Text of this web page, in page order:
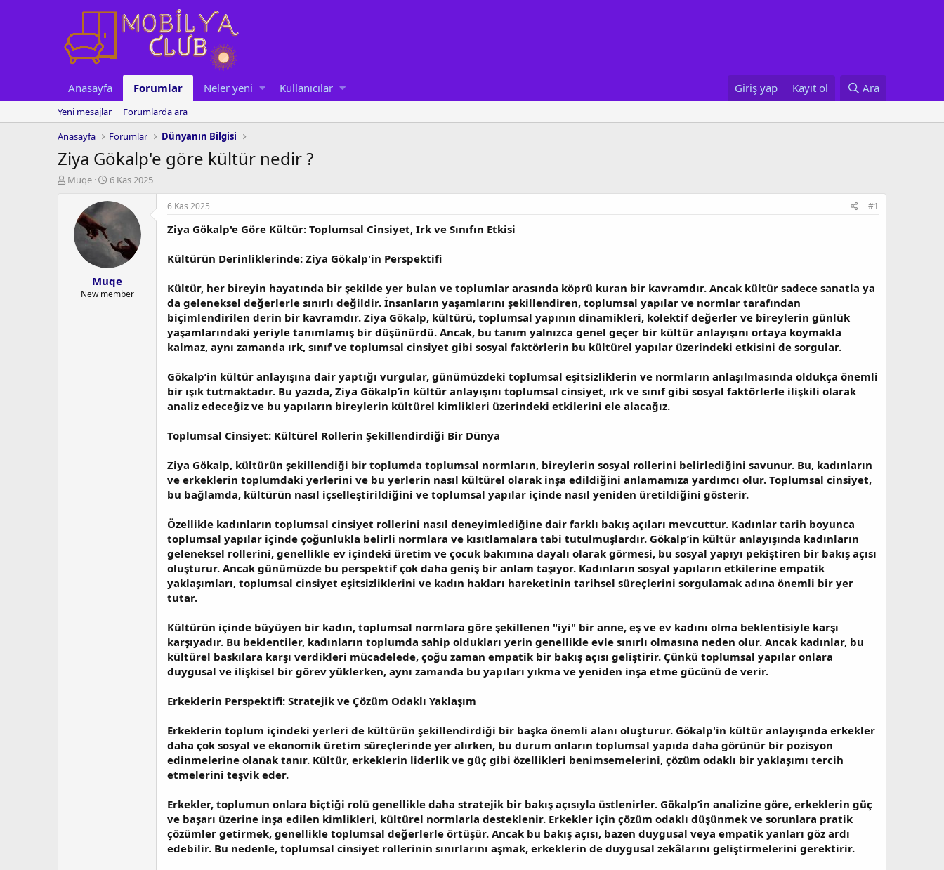
Anasayfa Forumlar Neler yeni Kullanıcılar Giriş yap Kayıt ol Ara
Yeni mesajlar
Forumlarda ara
Anasayfa
Forumlar Dünyanın Bilgisi
Ziya Gökalp'e göre kültür nedir ?
K
Muqe
B
ş
n
g
ı
ç
t
6 Kas 2025
Muqe
New member
6 Kas 2025 #1
Ziya Gökalp'e Göre Kültür: Toplumsal Cinsiyet, Irk ve Sınıfın Etkisi
Kültürün Derinliklerinde: Ziya Gökalp'in Perspektifi
Kültür, her bireyin hayatında bir şekilde yer bulan ve toplumlar arasında köprü kuran bir kavramdır. Ancak kültür sadece sanatla ya
da geleneksel değerlerle sınırlı değildir. İnsanların yaşamlarını şekillendiren, toplumsal yapılar ve normlar tarafından
biçimlendirilen derin bir kavramdır. Ziya Gökalp, kültürü, toplumsal yapının dinamikleri, kolektif değerler ve bireylerin günlük
yaşamlarındaki yeriyle tanımlamış bir düşünürdü. Ancak, bu tanım yalnızca genel geçer bir kültür anlayışını ortaya koymakla
kalmaz, aynı zamanda ırk, sınıf ve toplumsal cinsiyet gibi sosyal faktörlerin bu kültürel yapılar üzerindeki etkisini de sorgular.
Gökalp’in kültür anlayışına dair yaptığı vurgular, günümüzdeki toplumsal eşitsizliklerin ve normların anlaşılmasında oldukça önemli
bir ışık tutmaktadır. Bu yazıda, Ziya Gökalp’in kültür anlayışını toplumsal cinsiyet, ırk ve sınıf gibi sosyal faktörlerle ilişkili olarak
analiz edeceğiz ve bu yapıların bireylerin kültürel kimlikleri üzerindeki etkilerini ele alacağız.
Toplumsal Cinsiyet: Kültürel Rollerin Şekillendirdiği Bir Dünya
Ziya Gökalp, kültürün şekillendiği bir toplumda toplumsal normların, bireylerin sosyal rollerini belirlediğini savunur. Bu, kadınların
ve erkeklerin toplumdaki yerlerini ve bu yerlerin nasıl kültürel olarak inşa edildiğini anlamamıza yardımcı olur. Toplumsal cinsiyet,
bu bağlamda, kültürün nasıl içselleştirildiğini ve toplumsal yapılar içinde nasıl yeniden üretildiğini gösterir.
Özellikle kadınların toplumsal cinsiyet rollerini nasıl deneyimlediğine dair farklı bakış açıları mevcuttur. Kadınlar tarih boyunca
toplumsal yapılar içinde çoğunlukla belirli normlara ve kısıtlamalara tabi tutulmuşlardır. Gökalp’in kültür anlayışında kadınların
geleneksel rollerini, genellikle ev içindeki üretim ve çocuk bakımına dayalı olarak görmesi, bu sosyal yapıyı pekiştiren bir bakış açısı
oluşturur. Ancak günümüzde bu perspektif çok daha geniş bir anlam taşıyor. Kadınların sosyal yapıların etkilerine empatik
yaklaşımları, toplumsal cinsiyet eşitsizliklerini ve kadın hakları hareketinin tarihsel süreçlerini sorgulamak adına önemli bir yer
tutar.
Kültürün içinde büyüyen bir kadın, toplumsal normlara göre şekillenen "iyi" bir anne, eş ve ev kadını olma beklentisiyle karşı
karşıyadır. Bu beklentiler, kadınların toplumda sahip oldukları yerin genellikle evle sınırlı olmasına neden olur. Ancak kadınlar, bu
kültürel baskılara karşı verdikleri mücadelede, çoğu zaman empatik bir bakış açısı geliştirir. Çünkü toplumsal yapılar onlara
duygusal ve ilişkisel bir görev yüklerken, aynı zamanda bu yapıları yıkma ve yeniden inşa etme gücünü de verir.
Erkeklerin Perspektifi: Stratejik ve Çözüm Odaklı Yaklaşım
Erkeklerin toplum içindeki yerleri de kültürün şekillendirdiği bir başka önemli alanı oluşturur. Gökalp'in kültür anlayışında erkekler
daha çok sosyal ve ekonomik üretim süreçlerinde yer alırken, bu durum onların toplumsal yapıda daha görünür bir pozisyon
edinmelerine olanak tanır. Kültür, erkeklerin liderlik ve güç gibi özellikleri benimsemelerini, çözüm odaklı bir yaklaşımı tercih
etmelerini teşvik eder.
Erkekler, toplumun onlara biçtiği rolü genellikle daha stratejik bir bakış açısıyla üstlenirler. Gökalp’in analizine göre, erkeklerin güç
ve başarı üzerine inşa edilen kimlikleri, kültürel normlarla desteklenir. Erkekler için çözüm odaklı düşünmek ve sorunlara pratik
çözümler getirmek, genellikle toplumsal değerlerle örtüşür. Ancak bu bakış açısı, bazen duygusal veya empatik yanları göz ardı
edebilir. Bu nedenle, toplumsal cinsiyet rollerinin sınırlarını aşmak, erkeklerin de duygusal zekâlarını geliştirmelerini gerektirir.